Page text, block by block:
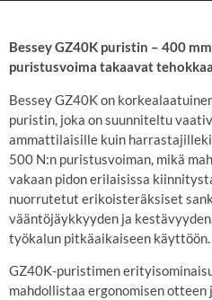
Bessey GZ40K puristin – 400
puristusvoima takaavat
Bessey GZ40K on
puristin, joka on suunniteltu
ammattilaisille kuin
500 N:n puristusvoiman, mikä
vakaan pidon erilaisissa
nuorrutetut erikoisteräksiset
vääntöjäykkyyden ja
työkalun pitkäaikaiseen käyttöön.
GZ40K-puristimen
mahdollistaa ergonomisen